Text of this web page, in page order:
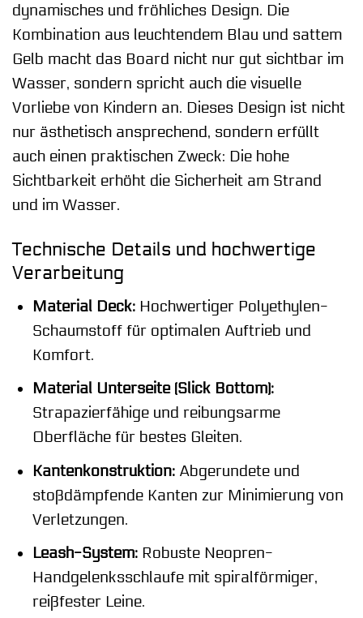
dynamisches und fröhliches Design. Die
Kombination aus leuchtendem Blau und sattem
Gelb macht das Board nicht nur gut sichtbar im
Wasser, sondern spricht auch die visuelle
Vorliebe von Kindern an. Dieses Design ist nicht
nur ästhetisch ansprechend, sondern erfüllt
auch einen praktischen Zweck: Die hohe
Sichtbarkeit erhöht die Sicherheit am Strand
und im Wasser.
Technische Details und hochwertige
Verarbeitung
Material Deck:Hochwertiger Polyethylen-
Schaumstoff für optimalen Auftrieb und
Komfort.
Material Unterseite (Slick Bottom):
Strapazierfähige und reibungsarme
Oberfläche für bestes Gleiten.
Kantenkonstruktion:Abgerundete und
stoßdämpfende Kanten zur Minimierung von
Verletzungen.
Leash-System:Robuste Neopren-
Handgelenksschlaufe mit spiralförmiger,
reißfester Leine.